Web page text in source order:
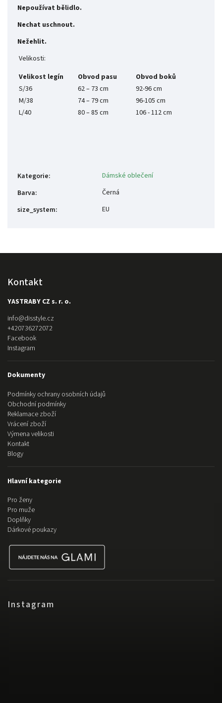
Nepoužívat bělidlo.
Nechat uschnout.
Nežehlit.
Velikosti:
Velikost legín
Obvod pasu
Obvod boků
S/36
62 – 73 cm
92-96 cm
M/38
74 – 79 cm
96-105 cm
L/40
80 – 85 cm 106 - 112 cm
Kategorie:
Dámské oblečení
Barva:
Černá
size_system: EU
Kontakt
YASTRABY CZ s. r. o.
info@disstyle.cz
+420736272072
Facebook
Instagram
Dokumenty
Podmínky ochrany osobních údajů
Obchodní podmínky
Reklamace zboží
Vrácení zboží
Výmena velikosti
Kontakt
Blogy
Hlavní kategorie
Pro ženy
Pro muže
Doplňky
Dárkové poukazy
Instagram